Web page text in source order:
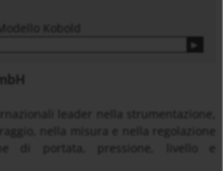
Kobold
leader nella strumentazione,
nella misura e nella regolazione
di portata, pressione, livello e